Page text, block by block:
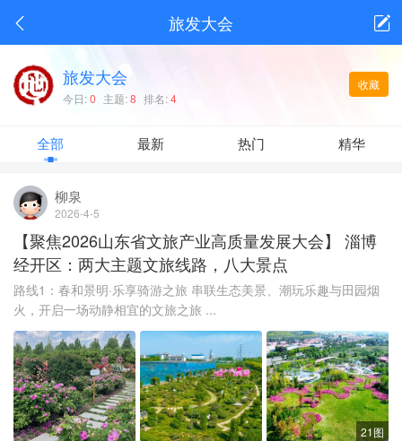
旅发大会
收藏
旅发大会
今日:0 主题:8 排名:4
全部 最新 热门 精华
柳泉
2026-4-5
【聚焦2026山东省文旅产业高质量发展大会】 淄博
经开区：两大主题文旅线路，八大景点
路线1：春和景明·乐享骑游之旅 串联生态美景、潮玩乐趣与田园烟
火，开启一场动静相宜的文旅之旅 ...
21图